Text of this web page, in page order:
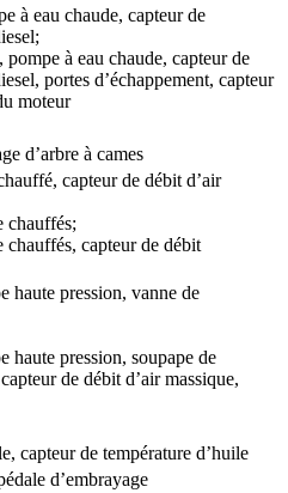
à eau chaude, capteur de
à eau chaude, capteur de
portes d’échappement, capteur
moteur
d’arbre à cames
capteur de débit d’air
chauffés;
chauffés, capteur de débit
haute pression, vanne de
haute pression, soupape de
de débit d’air massique,
capteur de température d’huile
d’embrayage